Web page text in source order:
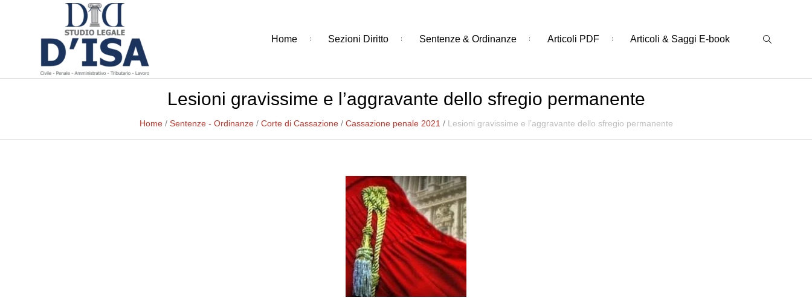
Home Sezioni Diritto Sentenze & Ordinanze Articoli PDF Articoli & Saggi E-book
Lesioni gravissime e l’aggravante dello sfregio permanente
Home / Sentenze - Ordinanze / Corte di Cassazione / Cassazione penale 2021 / Lesioni gravissime e l’aggravante dello sfregio permanente